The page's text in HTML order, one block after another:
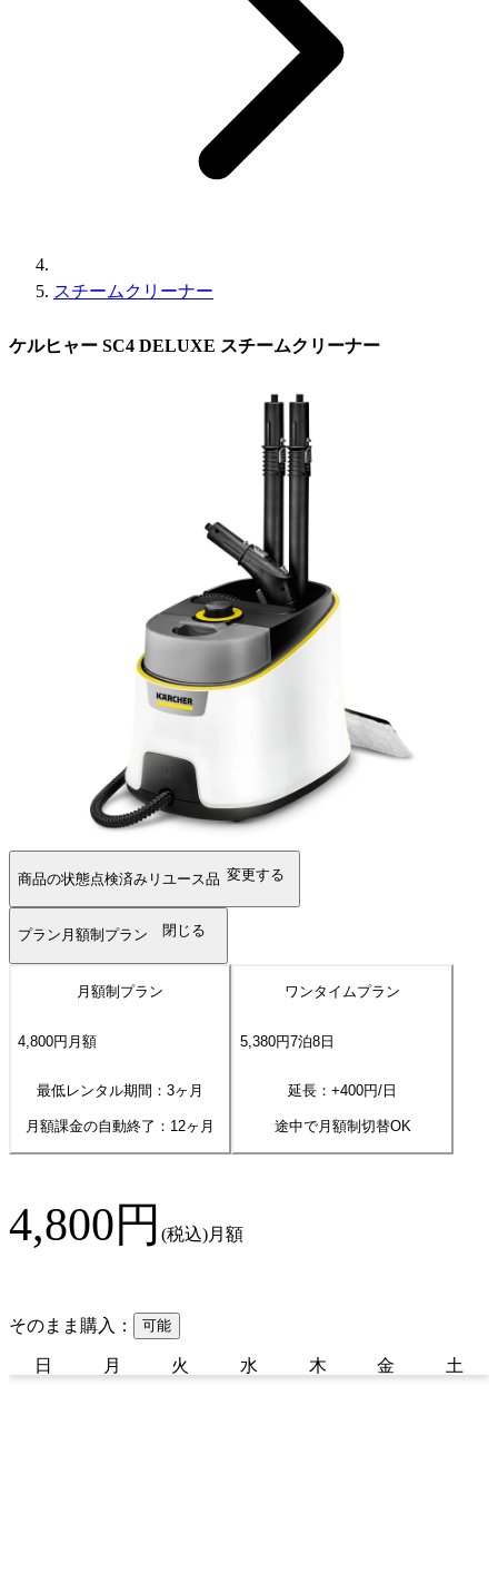
スチームクリーナー
ケルヒャー SC4 DELUXE スチームクリーナー
商品の状態点検済みリユース品 変更する
プラン 月額制プラン 閉じる
月額制プラン
4,800円 月額
最低レンタル期間：3ヶ月
月額課金の自動終了： 12ヶ月
ワンタイムプラン
5,380円7泊8日
延長：+400円/日
途中で月額制切替OK
4,800円 (税込)月額
そのまま購入： 可能
日 月 火 水 木 金 土